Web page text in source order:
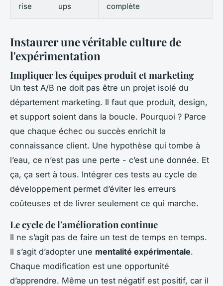
rise ups complète
Instaurer une véritable culture de
l'expérimentation
Impliquer les équipes produit et marketing
Un test A/B ne doit pas être un projet isolé du
département marketing. Il faut que produit, design,
et support soient dans la boucle. Pourquoi ? Parce
que chaque échec ou succès enrichit la
connaissance client. Une hypothèse qui tombe à
l’eau, ce n’est pas une perte - c’est une donnée. Et
ça, ça sert à tous. Intégrer ces tests au cycle de
développement permet d’éviter les erreurs
coûteuses et de livrer seulement ce qui marche.
Le cycle de l'amélioration continue
Il ne s’agit pas de faire un test de temps en temps.
Il s’agit d’adopter une mentalité expérimentale.
Chaque modification est une opportunité
d’apprendre. Même un test négatif est positif, car il